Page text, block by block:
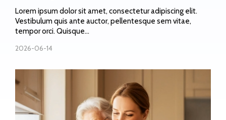
Lorem ipsum dolor sit amet, consectetur adipiscing elit.
Vestibulum quis ante auctor, pellentesque sem vitae,
tempor orci. Quisque...
2026-06-14